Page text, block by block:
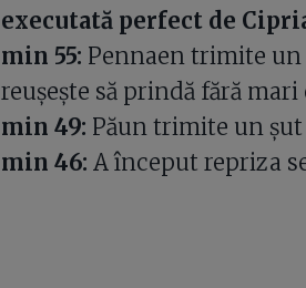
executată perfect de
min 55: Pennaen trimite un
reușește să prindă fără
min 49: Păun trimite un
min 46: A început repriza